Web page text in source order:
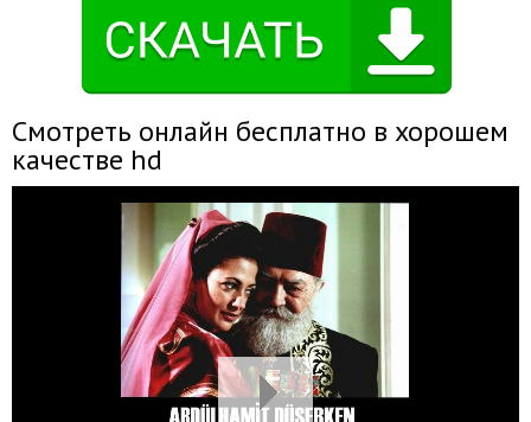
Смотреть онлайн бесплатно в хорошем
качестве hd